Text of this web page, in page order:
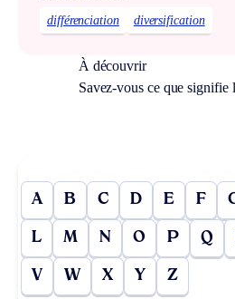
différenciation diversification
À découvrir
Savez-vous ce que signifie
A B C D E F
L M N O P Q
V W X Y Z